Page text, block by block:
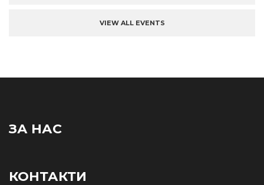
VIEW ALL EVENTS
ЗА НАС
КОНТАКТИ